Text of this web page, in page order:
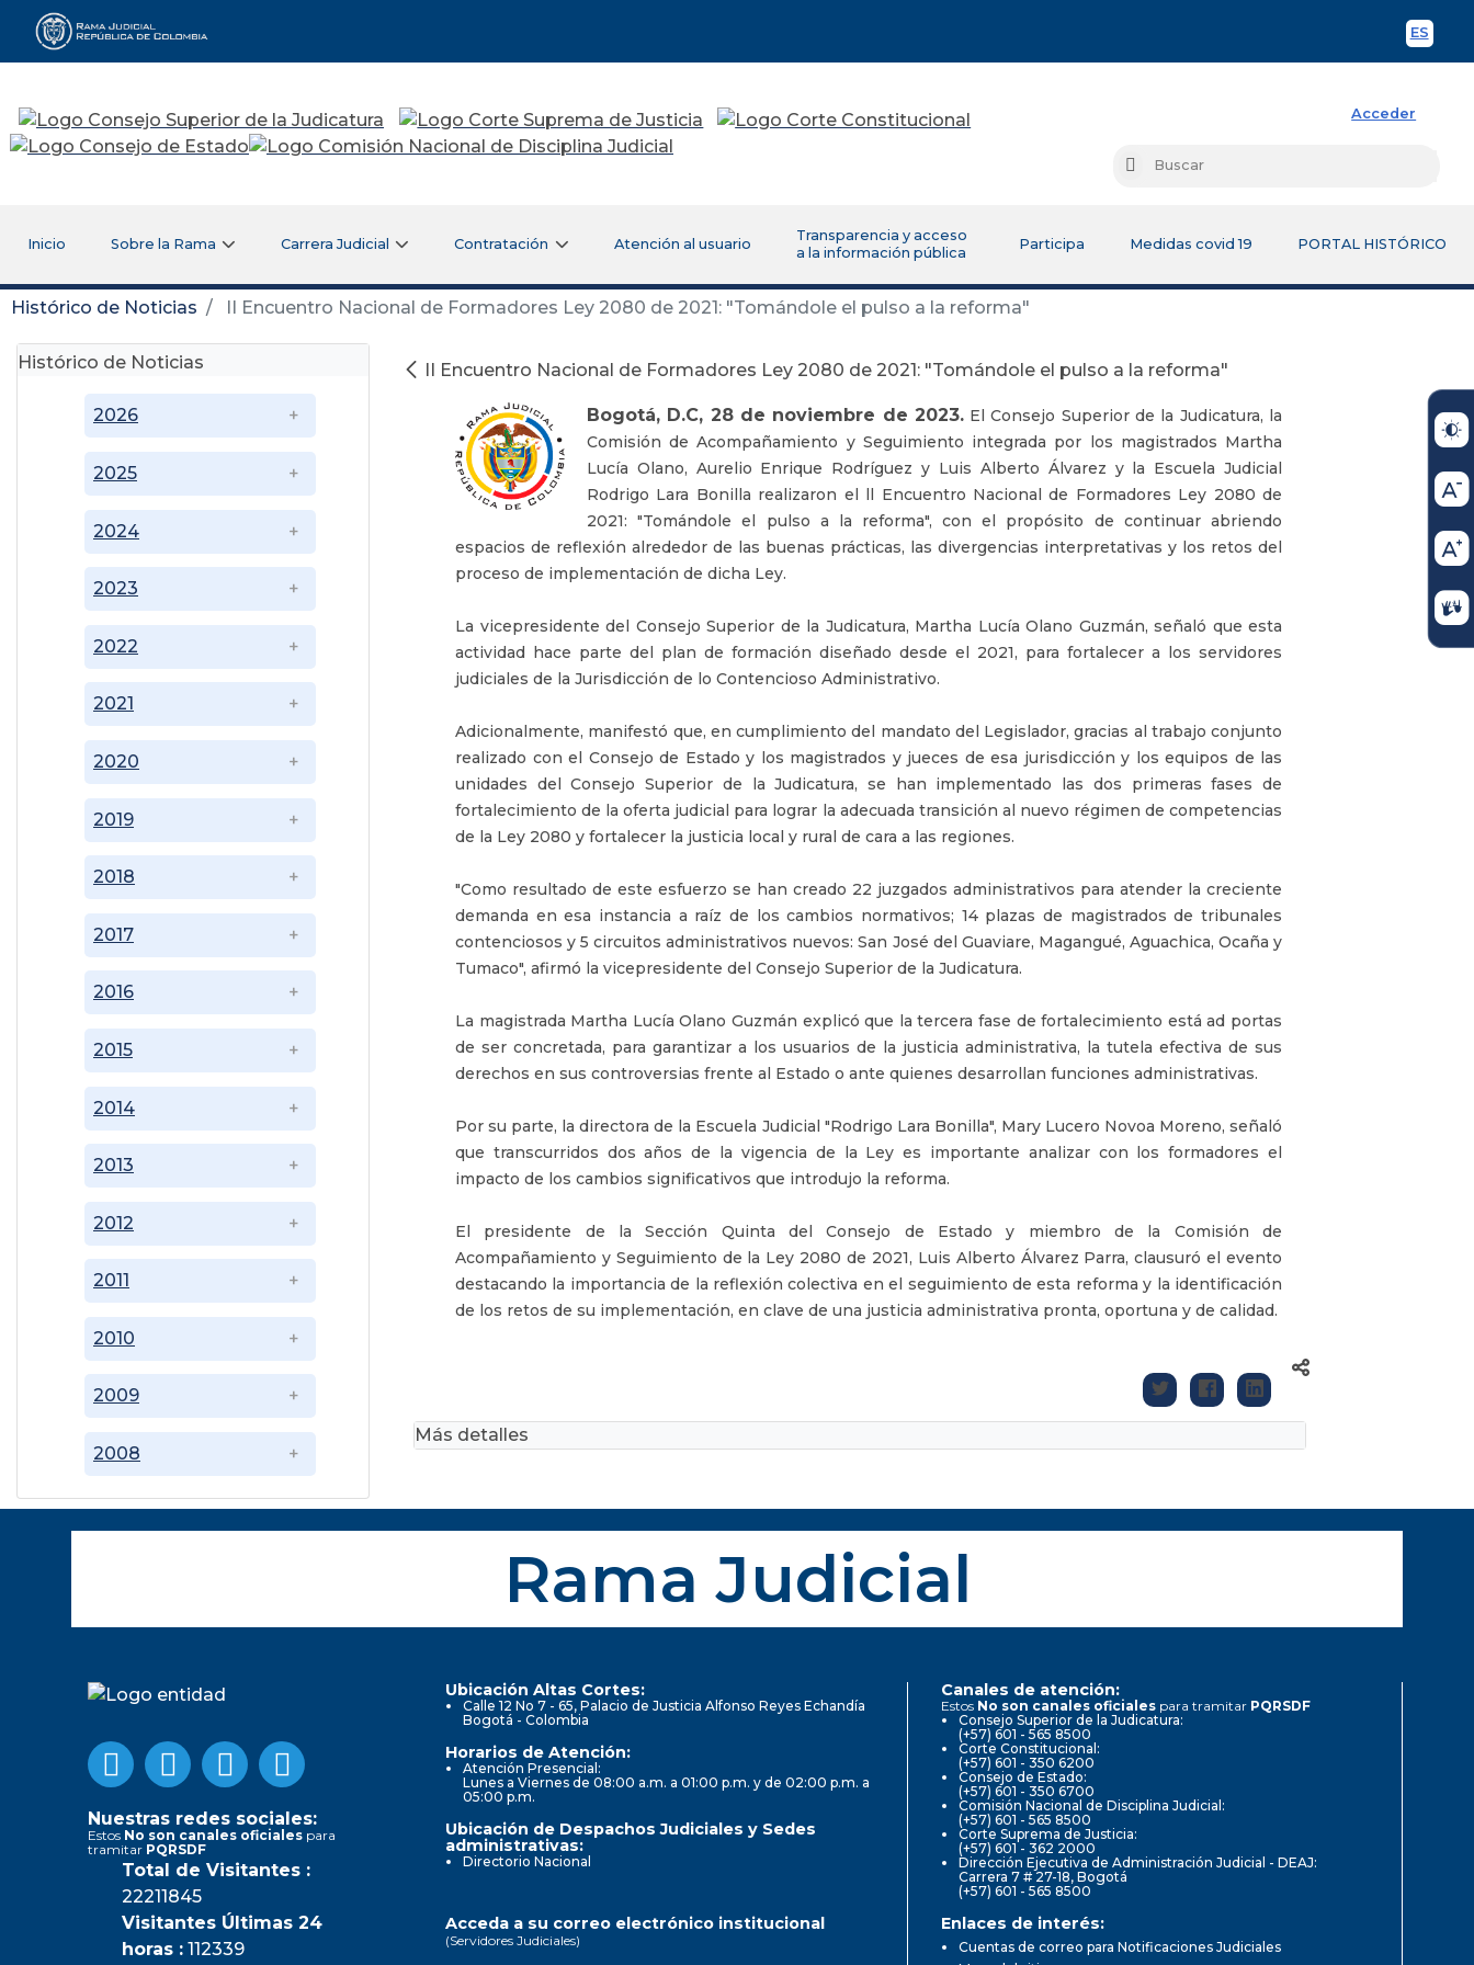
ES
Rama Judicial
Acceder
Buscar
Inicio Sobre la Rama Carrera Judicial Contratación Atención al usuario
Transparencia y acceso
a la información pública
Participa Medidas covid 19 PORTAL HISTÓRICO
Histórico de Noticias II Encuentro Nacional de Formadores Ley 2080 de 2021: "Tomándole el pulso a la reforma"
Histórico de Noticias
2008
2009
2010
2011
2012
2013
2014
2015
2016
2017
2018
2019
2020
2021
2022
2023
2024
2025
2026
II Encuentro Nacional de Formadores Ley 2080 de 2021: "Tomándole el pulso a la reforma"
Bogotá, D.C, 28 de noviembre de 2023.El Consejo Superior de la Judicatura, la
Comisión de Acompañamiento y Seguimiento integrada por los magistrados Martha
Lucía Olano, Aurelio Enrique Rodríguez y Luis Alberto Álvarez y la Escuela Judicial
Rodrigo Lara Bonilla realizaron el ll Encuentro Nacional de Formadores Ley 2080 de
2021: "Tomándole el pulso a la reforma", con el propósito de continuar abriendo
espacios de reflexión alrededor de las buenas prácticas, las divergencias interpretativas y los retos del
proceso de implementación de dicha Ley.
La vicepresidente del Consejo Superior de la Judicatura, Martha Lucía Olano Guzmán, señaló que esta
actividad hace parte del plan de formación diseñado desde el 2021, para fortalecer a los servidores
judiciales de la Jurisdicción de lo Contencioso Administrativo.
Adicionalmente, manifestó que, en cumplimiento del mandato del Legislador, gracias al trabajo conjunto
realizado con el Consejo de Estado y los magistrados y jueces de esa jurisdicción y los equipos de las
unidades del Consejo Superior de la Judicatura, se han implementado las dos primeras fases de
fortalecimiento de la oferta judicial para lograr la adecuada transición al nuevo régimen de competencias
de la Ley 2080 y fortalecer la justicia local y rural de cara a las regiones.
"Como resultado de este esfuerzo se han creado 22 juzgados administrativos para atender la creciente
demanda en esa instancia a raíz de los cambios normativos; 14 plazas de magistrados de tribunales
contenciosos y 5 circuitos administrativos nuevos: San José del Guaviare, Magangué, Aguachica, Ocaña y
Tumaco", afirmó la vicepresidente del Consejo Superior de la Judicatura.
La magistrada Martha Lucía Olano Guzmán explicó que la tercera fase de fortalecimiento está ad portas
de ser concretada, para garantizar a los usuarios de la justicia administrativa, la tutela efectiva de sus
derechos en sus controversias frente al Estado o ante quienes desarrollan funciones administrativas.
Por su parte, la directora de la Escuela Judicial "Rodrigo Lara Bonilla", Mary Lucero Novoa Moreno, señaló
que transcurridos dos años de la vigencia de la Ley es importante analizar con los formadores el
impacto de los cambios significativos que introdujo la reforma.
El presidente de la Sección Quinta del Consejo de Estado y miembro de la Comisión de
Acompañamiento y Seguimiento de la Ley 2080 de 2021, Luis Alberto Álvarez Parra, clausuró el evento
destacando la importancia de la reflexión colectiva en el seguimiento de esta reforma y la identificación
de los retos de su implementación, en clave de una justicia administrativa pronta, oportuna y de calidad.
Más detalles
Rama Judicial
Nuestras redes sociales:
Estos No son canales oficiales para
tramitar PQRSDF
Total de Visitantes :
22211845
Visitantes Últimas 24
horas : 112339
Ubicación Altas Cortes:
Calle 12 No 7 - 65, Palacio de Justicia Alfonso Reyes Echandía
Bogotá - Colombia
Horarios de Atención:
Atención Presencial:
Lunes a Viernes de 08:00 a.m. a 01:00 p.m. y de 02:00 p.m. a
05:00 p.m.
Ubicación de Despachos Judiciales y Sedes
administrativas:
Directorio Nacional
Canales de atención:
Estos No son canales oficiales para tramitar PQRSDF
Consejo Superior de la Judicatura:
(+57) 601 - 565 8500
Corte Constitucional:
(+57) 601 - 350 6200
Consejo de Estado:
(+57) 601 - 350 6700
Comisión Nacional de Disciplina Judicial:
(+57) 601 - 565 8500
Corte Suprema de Justicia:
(+57) 601 - 362 2000
Dirección Ejecutiva de Administración Judicial - DEAJ:
Carrera 7 # 27-18, Bogotá
(+57) 601 - 565 8500
Acceda a su correo electrónico institucional
(Servidores Judiciales)
Enlaces de interés:
Cuentas de correo para Notificaciones Judiciales